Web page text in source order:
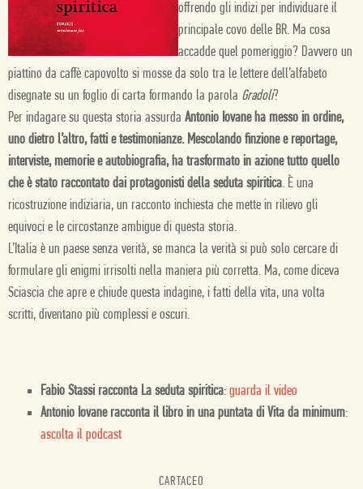
offrendo gli indizi per individuare il
principale covo delle BR. Ma cosa
accadde quel pomeriggio? Davvero un
piattino da caffè capovolto si mosse da solo tra le lettere dell’alfabeto
disegnate su un foglio di carta formando la parola Gradoli?
Per indagare su questa storia assurda Antonio Iovane ha messo in ordine,
uno dietro l’altro, fatti e testimonianze. Mescolando finzione e reportage,
interviste, memorie e autobiografia, ha trasformato in azione tutto quello
che è stato raccontato dai protagonisti della seduta spiritica. È una
ricostruzione indiziaria, un racconto inchiesta che mette in rilievo gli
equivoci e le circostanze ambigue di questa storia.
L’Italia è un paese senza verità, se manca la verità si può solo cercare di
formulare gli enigmi irrisolti nella maniera più corretta. Ma, come diceva
Sciascia che apre e chiude questa indagine, i fatti della vita, una volta
scritti, diventano più complessi e oscuri.
Fabio Stassi racconta La seduta spiritica: guarda il video
Antonio Iovane racconta il libro in una puntata di Vita da minimum:
ascolta il podcast
CARTACEO